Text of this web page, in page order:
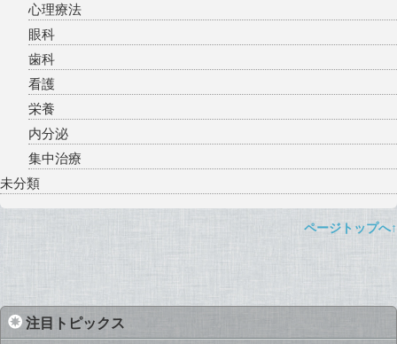
心理療法
眼科
歯科
看護
栄養
内分泌
集中治療
未分類
ページトップへ↑
注目トピックス